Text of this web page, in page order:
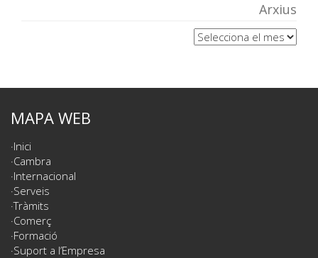
Arxius
Arxius
MAPA WEB
Inici
Cambra
Internacional
Serveis
Tràmits
Comerç
Formació
Suport a l’Empresa